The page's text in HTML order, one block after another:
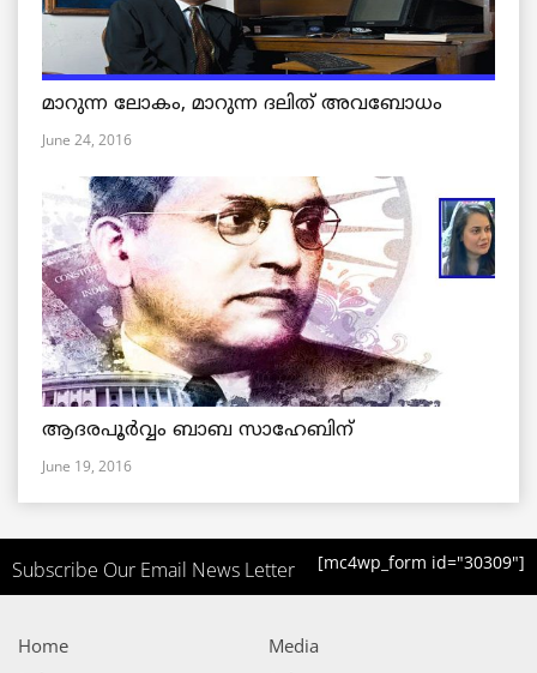
മാറുന്ന ലോകം, മാറുന്ന ദലിത് അവബോധം
June 24, 2016
ആദരപൂര്‍വ്വം ബാബ സാഹേബിന്
June 19, 2016
Subscribe Our Email News Letter [mc4wp_form id="30309"]
Home
Media